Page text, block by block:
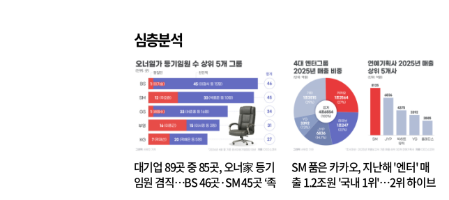
심층분석
대기업 89곳 중 85곳, 오너家 등기
임원 겸직…BS 46곳·SM 45곳 ‘족
SM 품은 카카오, 지난해 '엔터' 매
출 1.2조원 '국내 1위'…2위 하이브